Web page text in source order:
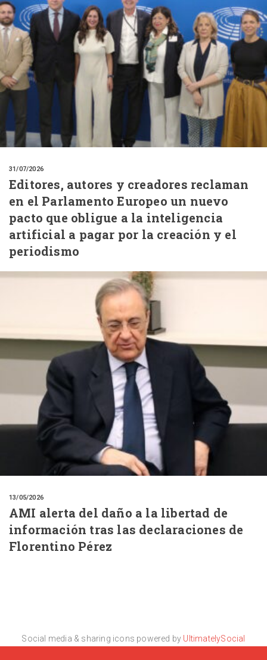
31/07/2026
Editores, autores y creadores reclaman
en el Parlamento Europeo un nuevo
pacto que obligue a la inteligencia
artificial a pagar por la creación y el
periodismo
13/05/2026
AMI alerta del daño a la libertad de
información tras las declaraciones de
Florentino Pérez
Social media & sharing icons powered by UltimatelySocial